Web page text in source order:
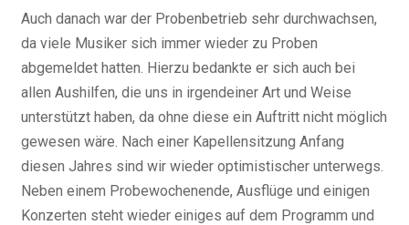
Auch danach war der Probenbetrieb sehr durchwachsen,
da viele Musiker sich immer wieder zu Proben
abgemeldet hatten. Hierzu bedankte er sich auch bei
allen Aushilfen, die uns in irgendeiner Art und Weise
unterstützt haben, da ohne diese ein Auftritt nicht möglich
gewesen wäre. Nach einer Kapellensitzung Anfang
diesen Jahres sind wir wieder optimistischer unterwegs.
Neben einem Probewochenende, Ausflüge und einigen
Konzerten steht wieder einiges auf dem Programm und